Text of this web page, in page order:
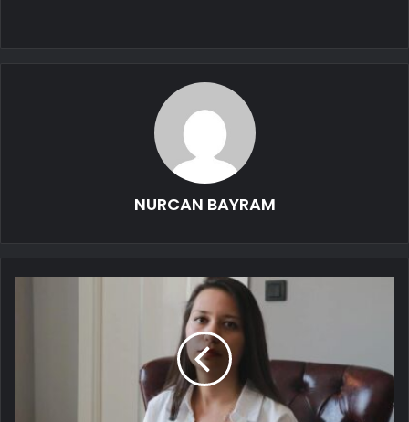
NURCAN BAYRAM